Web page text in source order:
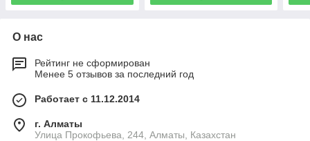
О нас
Рейтинг не сформирован
Менее 5 отзывов за последний год
Работает с 11.12.2014
г. Алматы
​Улица Прокофьева, 244, Алматы, Казахстан